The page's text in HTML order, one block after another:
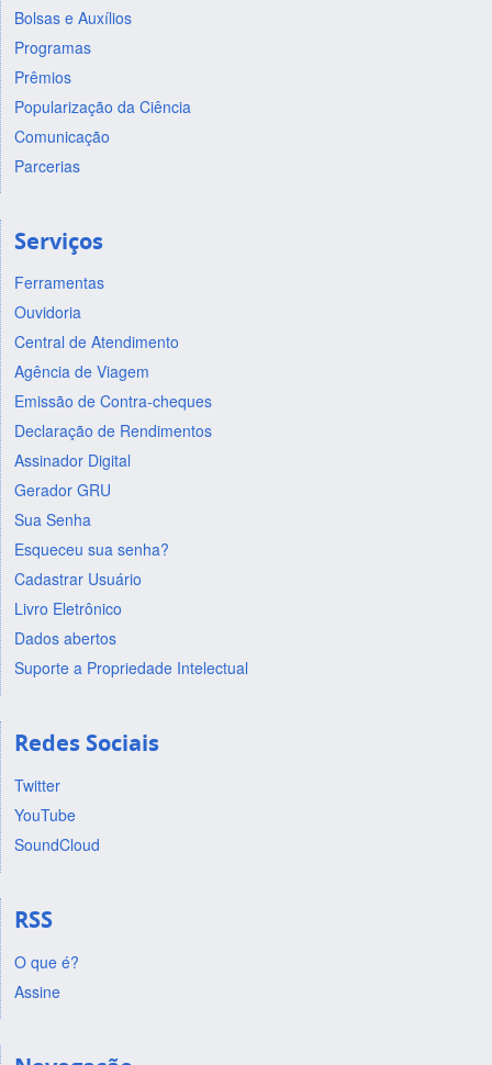
Bolsas e Auxílios
Programas
Prêmios
Popularização da Ciência
Comunicação
Parcerias
Serviços
Ferramentas
Ouvidoria
Central de Atendimento
Agência de Viagem
Emissão de Contra-cheques
Declaração de Rendimentos
Assinador Digital
Gerador GRU
Sua Senha
Esqueceu sua senha?
Cadastrar Usuário
Livro Eletrônico
Dados abertos
Suporte a Propriedade Intelectual
Redes Sociais
Twitter
YouTube
SoundCloud
RSS
O que é?
Assine